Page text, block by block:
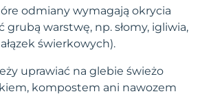
odmiany wymagają okrycia
grubą warstwę, np. słomy, igliwia,
świerkowych).
uprawiać na glebie świeżo
kompostem ani nawozem